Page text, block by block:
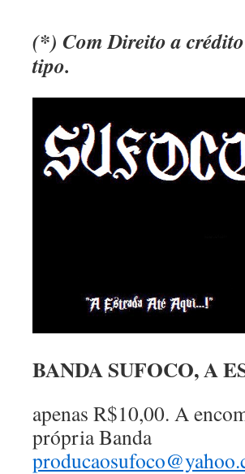
(*) ComDireitoa
tipo.
BANDA SUFOCO, A
apenas R$10,00. A
própria Banda